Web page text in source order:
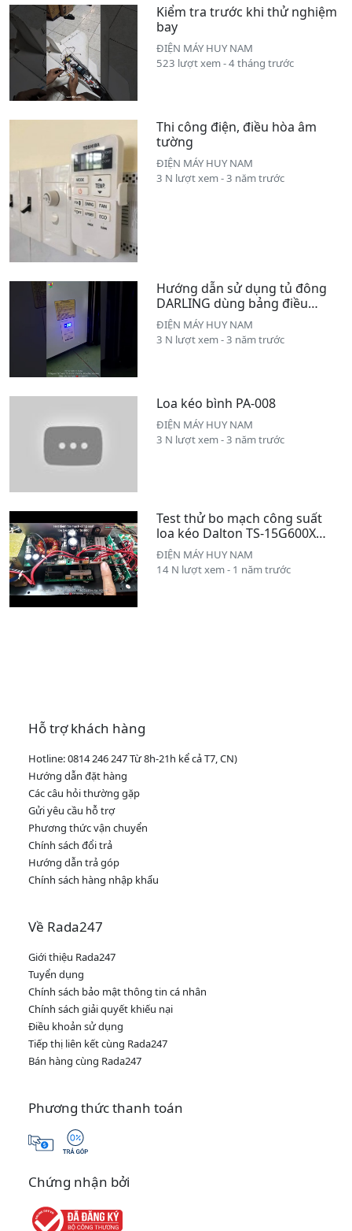
Kiểm tra trước khi thử nghiệm
bay
ĐIỆN MÁY HUY NAM
523 lượt xem - 4 tháng trước
Thi công điện, điều hòa âm
tường
ĐIỆN MÁY HUY NAM
3 N lượt xem - 3 năm trước
Hướng dẫn sử dụng tủ đông
DARLING dùng bảng điều
khiển điện tử
ĐIỆN MÁY HUY NAM
3 N lượt xem - 3 năm trước
Loa kéo bình PA-008
ĐIỆN MÁY HUY NAM
3 N lượt xem - 3 năm trước
Test thử bo mạch công suất
loa kéo Dalton TS-15G600X
thay thế cho loa TS-15G700X
ĐIỆN MÁY HUY NAM
14 N lượt xem - 1 năm trước
Hỗ trợ khách hàng
Hotline: 0814 246 247 Từ 8h-21h kể cả T7, CN)
Hướng dẫn đặt hàng
Các câu hỏi thường gặp
Gửi yêu cầu hỗ trợ
Phương thức vận chuyển
Chính sách đổi trả
Hướng dẫn trả góp
Chính sách hàng nhập khẩu
Về Rada247
Giới thiệu Rada247
Tuyển dụng
Chính sách bảo mật thông tin cá nhân
Chính sách giải quyết khiếu nại
Điều khoản sử dụng
Tiếp thị liên kết cùng Rada247
Bán hàng cùng Rada247
Phương thức thanh toán
Chứng nhận bởi